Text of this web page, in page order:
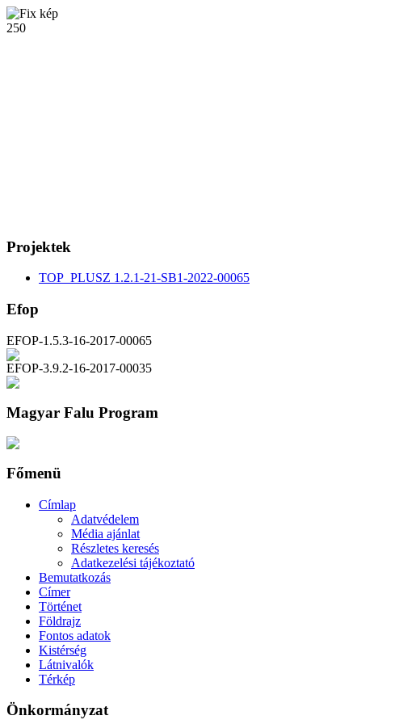
250
Projektek
TOP_PLUSZ 1.2.1-21-SB1-2022-00065
Efop
EFOP-1.5.3-16-2017-00065
EFOP-3.9.2-16-2017-00035
Magyar Falu Program
Főmenü
Címlap
Adatvédelem
Média ajánlat
Részletes keresés
Adatkezelési tájékoztató
Bemutatkozás
Címer
Történet
Földrajz
Fontos adatok
Kistérség
Látnivalók
Térkép
Önkormányzat